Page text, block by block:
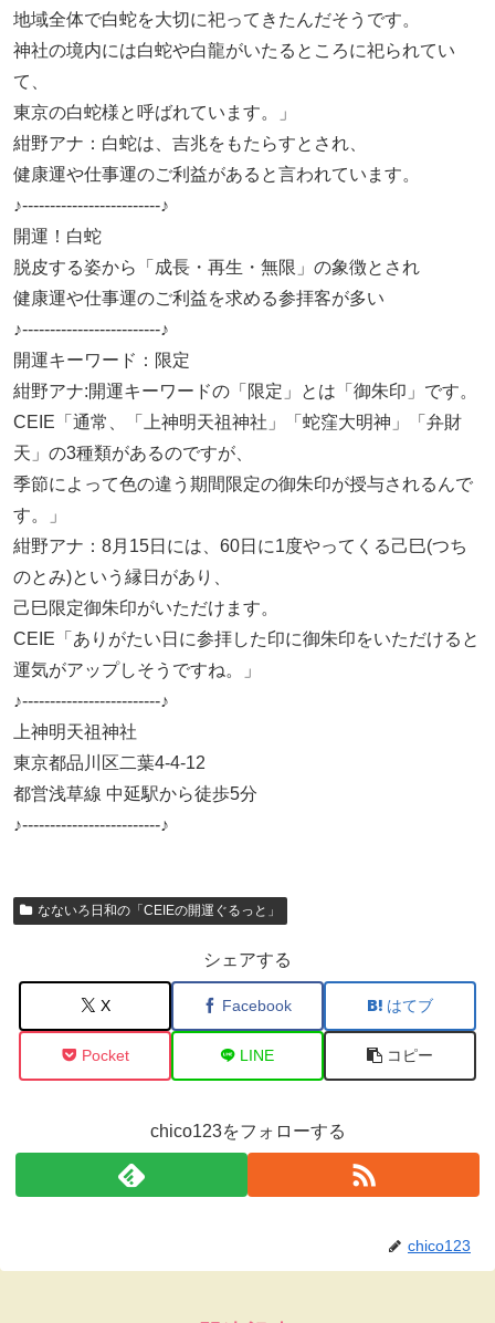
地域全体で白蛇を大切に祀ってきたんだそうです。
神社の境内には白蛇や白龍がいたるところに祀られてい
て、
東京の白蛇様と呼ばれています。」
紺野アナ：白蛇は、吉兆をもたらすとされ、
健康運や仕事運のご利益があると言われています。
♪-------------------------♪
開運！白蛇
脱皮する姿から「成長・再生・無限」の象徴とされ
健康運や仕事運のご利益を求める参拝客が多い
♪-------------------------♪
開運キーワード：限定
紺野アナ:開運キーワードの「限定」とは「御朱印」です。
CEIE「通常、「上神明天祖神社」「蛇窪大明神」「弁財
天」の3種類があるのですが、
季節によって色の違う期間限定の御朱印が授与されるんで
す。」
紺野アナ：8月15日には、60日に1度やってくる己巳(つち
のとみ)という縁日があり、
己巳限定御朱印がいただけます。
CEIE「ありがたい日に参拝した印に御朱印をいただけると
運気がアップしそうですね。」
♪-------------------------♪
上神明天祖神社
東京都品川区二葉4-4-12
都営浅草線 中延駅から徒歩5分
♪-------------------------♪
なないろ日和の「CEIEの開運ぐるっと」
シェアする
X Facebook はてブ
Pocket LINE コピー
chico123をフォローする
chico123